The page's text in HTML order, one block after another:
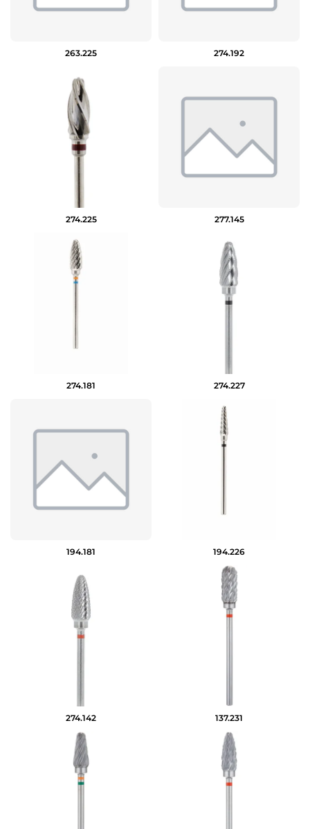
263.225 274.192
274.225 277.145
274.181 274.227
194.181 194.226
274.142 137.231